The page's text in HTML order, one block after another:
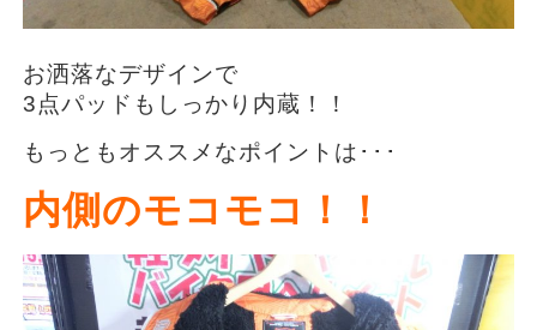
お洒落なデザインで
3点パッドもしっかり内蔵！！
もっともオススメなポイントは･･･
内側のモコモコ！！